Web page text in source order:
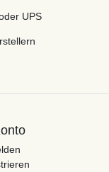
UPS